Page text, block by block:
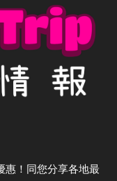
惠！同您分享各地最